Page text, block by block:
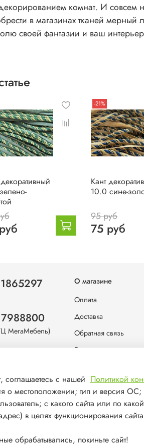
комнат. И совсем
в магазинах тканей
своей фантазии и ваш
-21%
Кант
10.0 сине-
95 руб
75 руб
О магазине
Оплата
Доставка
Обратная связь
Блог
Контакты
МегаМебель)
письменного разрешения запрещено
соглашаетесь с нашей Политикой
о местоположении; тип и версия
с какого сайта или по
в целях функционирования
обрабатывались, покиньте сайт!